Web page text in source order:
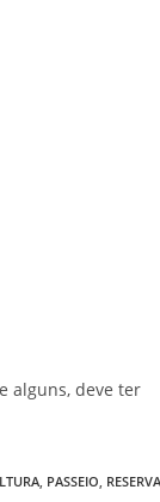
alguns, deve ter
PASSEIO RESERVA